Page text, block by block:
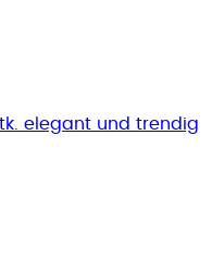
elegant und trendig